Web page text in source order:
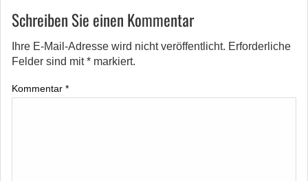
Schreiben Sie einen Kommentar
Ihre E-Mail-Adresse wird nicht veröffentlicht. Erforderliche
Felder sind mit* markiert.
Kommentar *